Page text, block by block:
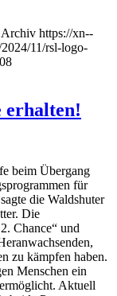
Archiv https://xn--
11/rsl-logo-
erhalten!
beim Übergang
für
die Waldshuter
Die
Chance“ und
zu kämpfen haben.
Menschen ein
Aktuell